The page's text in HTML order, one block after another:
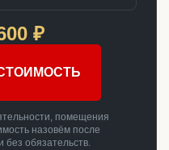
₽
помещения
назовём после
без обязательств.